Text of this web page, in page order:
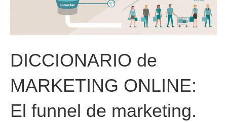
DICCIONARIO de
MARKETING ONLINE:
El funnel de marketing.